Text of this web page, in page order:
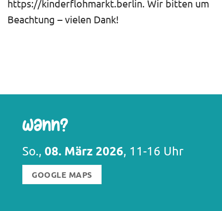
https://kinderflohmarkt.berlin. Wir bitten um
Beachtung – vielen Dank!
Wann?
So., 08. März 2026, 11-16 Uhr
GOOGLE MAPS